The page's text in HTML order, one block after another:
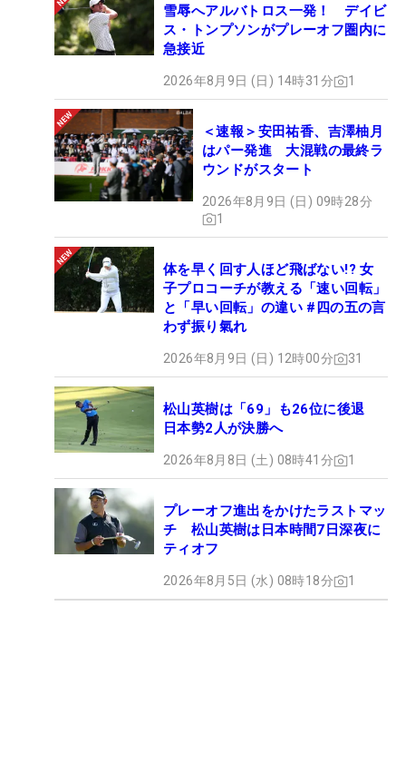
雪辱へアルバトロス一発！ デイビ
ス・トンプソンがプレーオフ圏内に
急接近
2026年8月9日 (日) 14時31分 1
＜速報＞安田祐香、吉澤柚月
はパー発進 大混戦の最終ラ
ウンドがスタート
2026年8月9日 (日) 09時28分
1
体を早く回す人ほど飛ばない!? 女
子プロコーチが教える「速い回転」
と「早い回転」の違い #四の五の言
わず振り氣れ
2026年8月9日 (日) 12時00分 31
松山英樹は「69」も26位に後退
日本勢2人が決勝へ
2026年8月8日 (土) 08時41分 1
プレーオフ進出をかけたラストマッ
チ 松山英樹は日本時間7日深夜に
ティオフ
2026年8月5日 (水) 08時18分 1